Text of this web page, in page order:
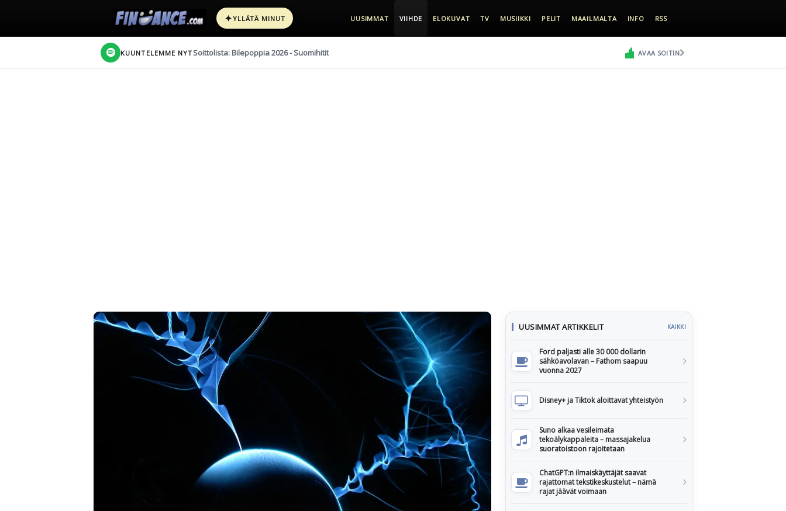
✦YLLÄTÄ MINUT UUSIMMAT VIIHDE ELOKUVAT TV MUSIIKKI PELIT MAAILMALTA INFO RSS
KUUNTELEMME NYT Soittolista: Bilepoppia 2026 - Suomihitit AVAA SOITIN
UUSIMMAT ARTIKKELIT KAIKKI
Ford paljasti alle 30 000 dollarin
sähköavolavan – Fathom saapuu
vuonna 2027
Disney+ ja Tiktok aloittavat yhteistyön
Suno alkaa vesileimata
tekoälykappaleita – massajakelua
suoratoistoon rajoitetaan
ChatGPT:n ilmaiskäyttäjät saavat
rajattomat tekstikeskustelut – nämä
rajat jäävät voimaan